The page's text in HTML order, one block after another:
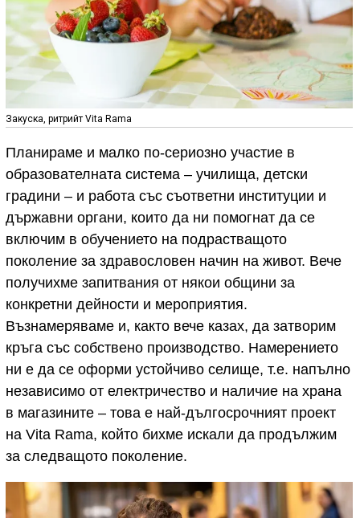
Закуска, ритрийт Vita Rama
Планираме и малко по-сериозно участие в
образователната система – училища, детски
градини – и работа със съответни институции и
държавни органи, които да ни помогнат да се
включим в обучението на подрастващото
поколение за здравословен начин на живот. Вече
получихме запитвания от някои общини за
конкретни дейности и мероприятия.
Възнамеряваме и, както вече казах, да затворим
кръга със собствено производство. Намерението
ни е да се оформи устойчиво селище, т.е. напълно
независимо от електричество и наличие на храна
в магазините – това е най-дългосрочният проект
на Vita Rama, който бихме искали да продължим
за следващото поколение.